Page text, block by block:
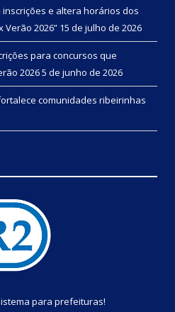
e altera horários dos
Verão 2026” 15 de julho de 2026
para concursos que
20265 de junho de 2026
comunidades ribeirinhas
para prefeituras!